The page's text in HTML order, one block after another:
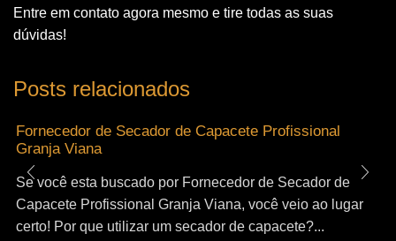
Entre em contato agora mesmo e tire todas as suas
dúvidas!
Posts relacionados
Fornecedor de Secador de Capacete Profissional
Granja Viana
Se você esta buscado por Fornecedor de Secador de
Capacete Profissional Granja Viana, você veio ao lugar
certo! Por que utilizar um secador de capacete?...